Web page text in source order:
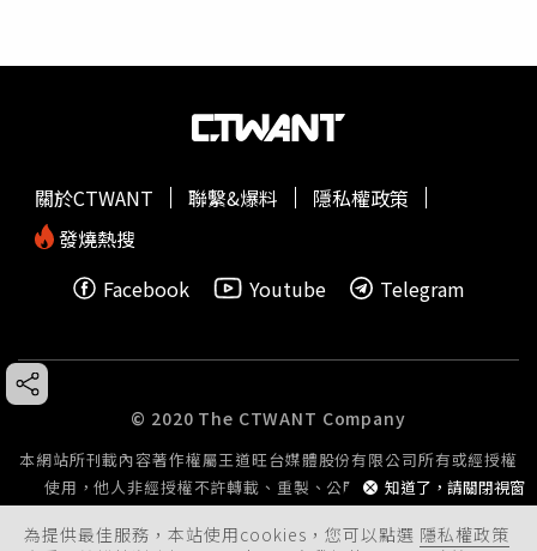
為提供最佳服務，本站使用cookies，您可以點選 隱私權政策
知道了，請關閉視窗
關於CTWANT 聯繫&爆料
隱私權政策
發燒熱搜
Facebook
Youtube Telegram
© 2020 The CTWANT Company
本網站所刊載內容著作權屬王道旺台媒體股份有限公司所有或經授權
使用，他人非經授權不許轉載、重製、公開播送或公開傳輸。